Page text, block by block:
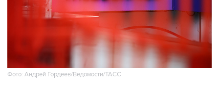
Фото: Андрей Гордеев/Ведомости/ТАСС